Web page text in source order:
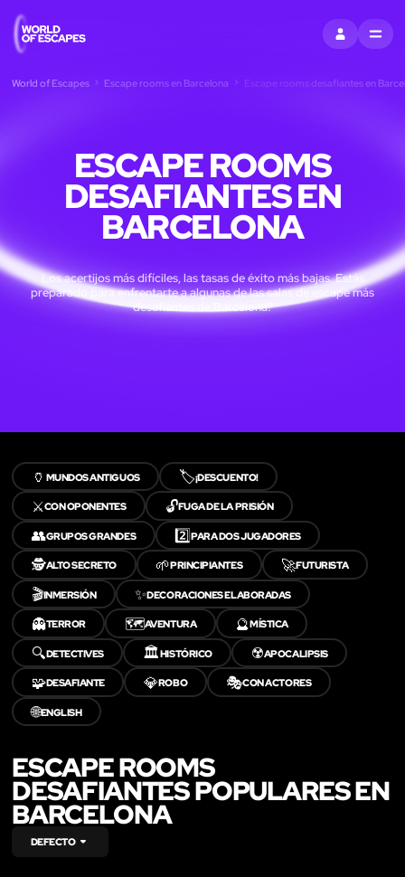
ENTRARMENU
World of Escapes Escape rooms en Barcelona Escape rooms desafiantes en
ESCAPE ROOMS
DESAFIANTES EN
BARCELONA
Los acertijos más difíciles, las tasas de éxito más bajas. Estás
preparado para enfrentarte a algunas de las salas de escape más
desafiantes de Barcelona?
🏺 MUNDOS ANTIGUOS 🏷️¡DESCUENTO!
⚔️CON OPONENTES 🔓FUGA DE LA PRISIÓN
👥GRUPOS GRANDES 2️⃣PARA DOS JUGADORES
🕵️ALTO SECRETO 🌱PRINCIPIANTES 🚀FUTURISTA
🎬INMERSIÓN ✨DECORACIONES ELABORADAS
👻TERROR 🗺️AVENTURA 🔮MÍSTICA
🔍DETECTIVES 🏛️HISTÓRICO ☢️APOCALIPSIS
🧩DESAFIANTE 💎ROBO 🎭CON ACTORES
🌐ENGLISH
ESCAPE ROOMS
DESAFIANTES POPULARES EN
BARCELONA
DEFECTO